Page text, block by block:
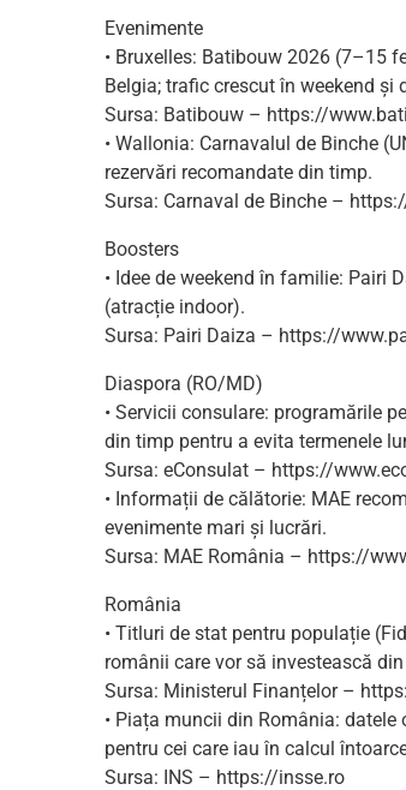
Evenimente
• Bruxelles: Batibouw 2026 (7–15
Belgia; trafic crescut în weekend și
Sursa: Batibouw – https://
• Wallonia: Carnavalul de Binche
rezervări recomandate din timp.
Sursa: Carnaval de Binche –
Boosters
• Idee de weekend în familie: Pairi
(atracție indoor).
Sursa: Pairi Daiza – https://
Diaspora (RO/MD)
• Servicii consulare: programările
din timp pentru a evita termenele
Sursa: eConsulat – https://
• Informații de călătorie: MAE
evenimente mari și lucrări.
Sursa: MAE România – https://
România
• Titluri de stat pentru populație
românii care vor să investească
Sursa: Ministerul Finanțelor –
• Piața muncii din România:
pentru cei care iau în calcul
Sursa: INS – https://insse.ro